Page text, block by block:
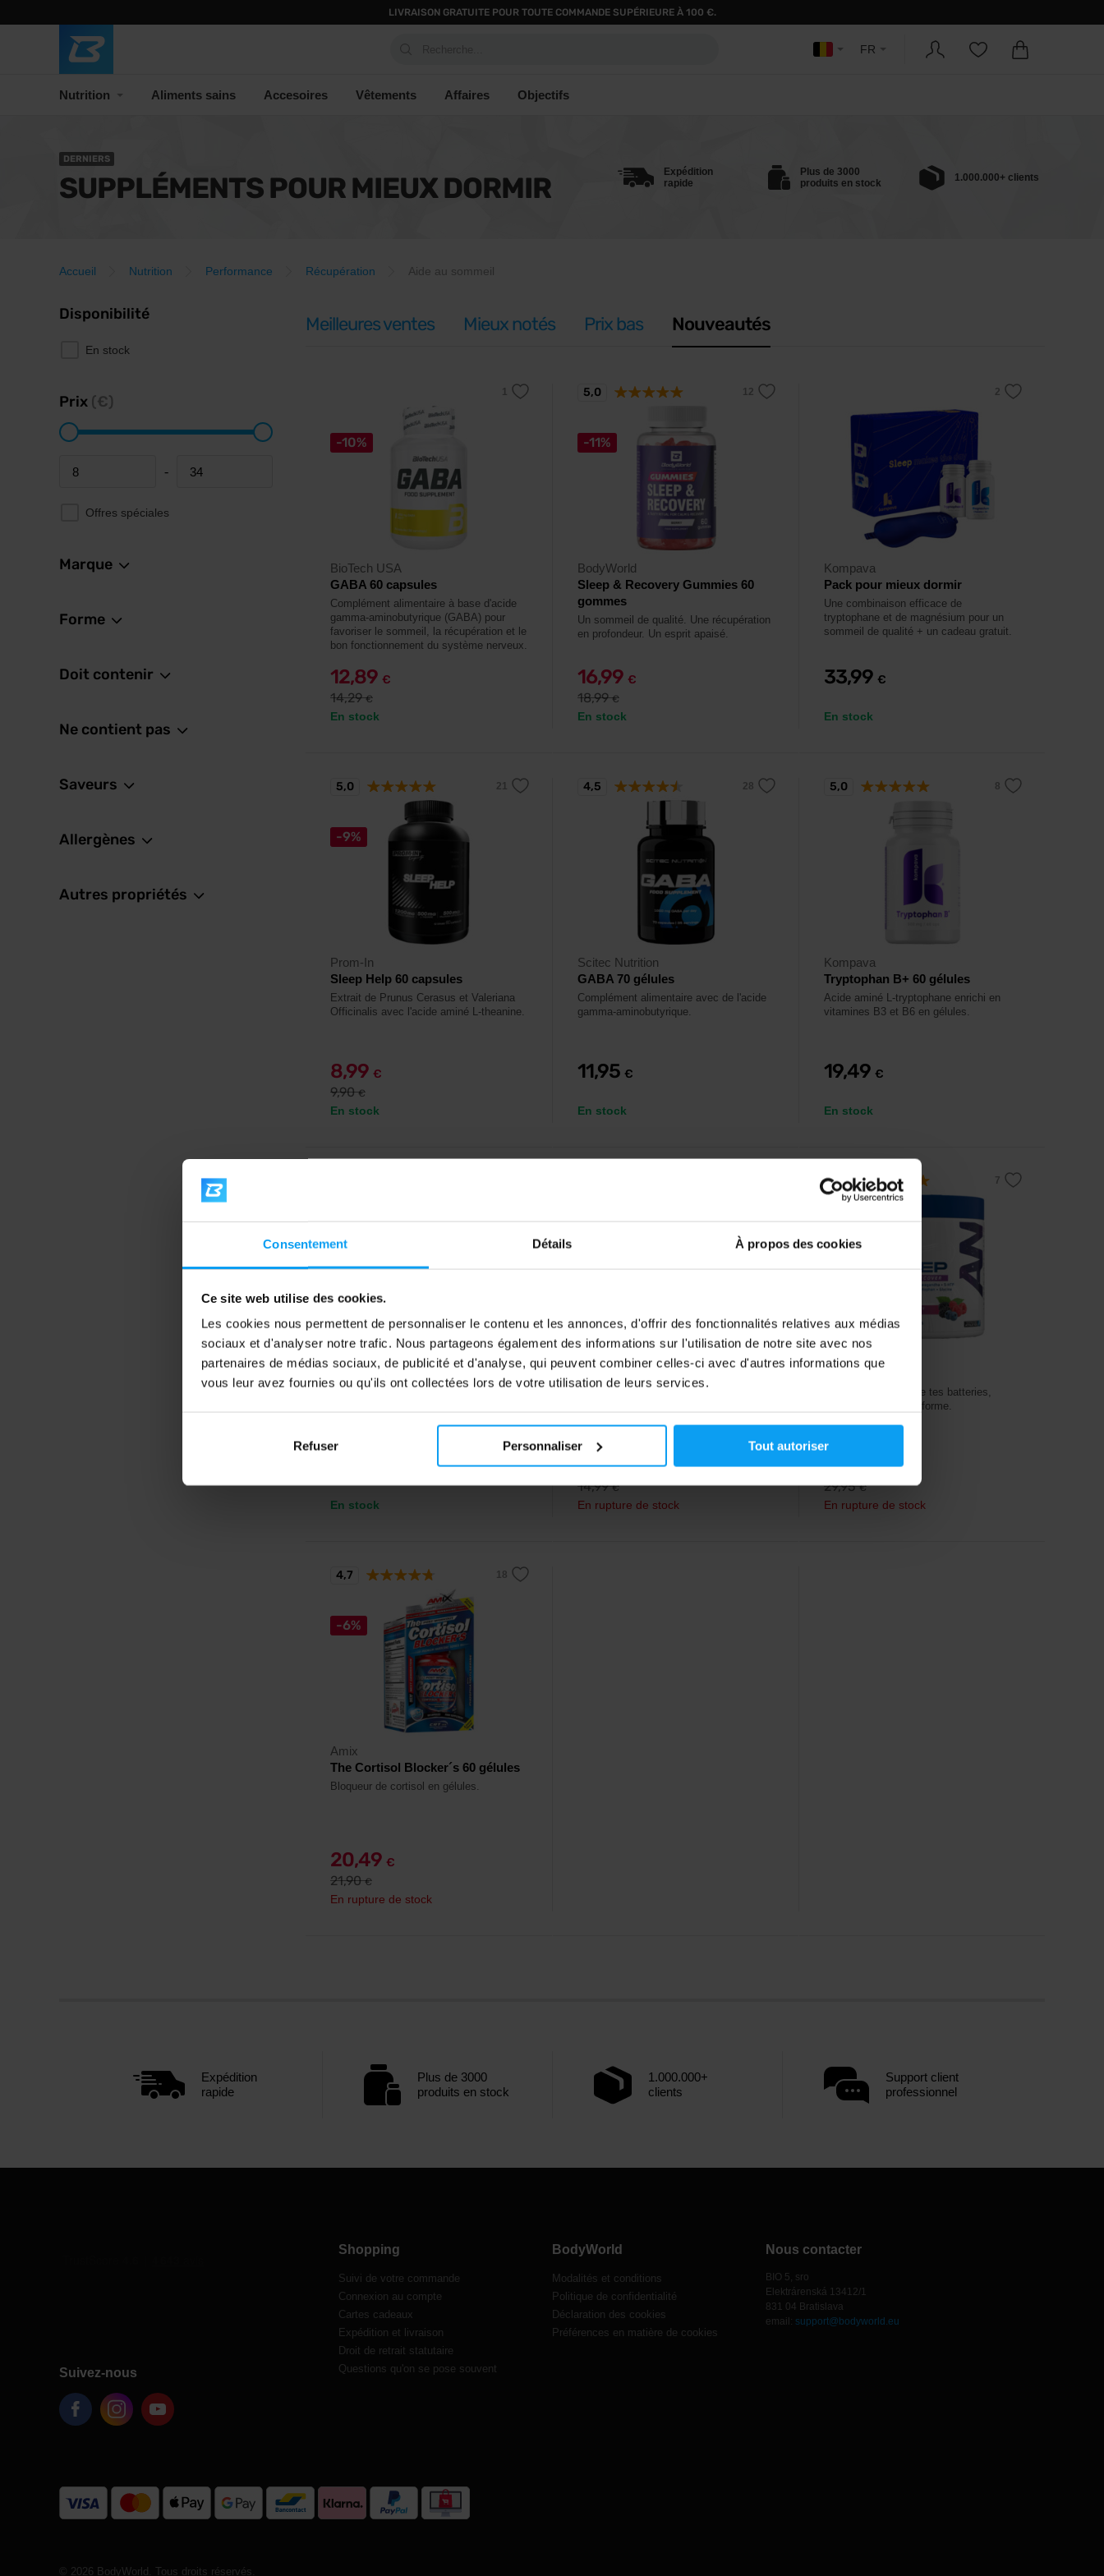
Consentement Détails À propos des cookies
Ce site web utilise des cookies.
Les cookies nous permettent de personnaliser le contenu et les annonces, d'offrir des fonctionnalités relatives aux médias
sociaux et d'analyser notre trafic. Nous partageons également des informations sur l'utilisation de notre site avec nos
partenaires de médias sociaux, de publicité et d'analyse, qui peuvent combiner celles-ci avec d'autres informations que
vous leur avez fournies ou qu'ils ont collectées lors de votre utilisation de leurs services.
Refuser Personnaliser Tout autoriser
LIVRAISON GRATUITE POUR TOUTE COMMANDE SUPÉRIEURE À 100 €.
FR
Nutrition Aliments sains Accesoires Vêtements Affaires Objectifs
DERNIERS
SUPPLÉMENTS POUR MIEUX DORMIR
Expédition
rapide
Plus de 3000
produits en stock
1.000.000+ clients
Accueil Nutrition Performance Récupération Aide au sommeil
Disponibilité
En stock
Prix (€)
Minimum price -
Maximum price
Offres spéciales
Marque
Forme
Doit contenir
Ne contient pas
Saveurs
Allergènes
Autres propriétés
Meilleures ventes Mieux notés Prix bas Nouveautés
-10%
BioTech USA
GABA 60 capsules
Complément alimentaire à base d'acide
gamma-aminobutyrique (GABA) pour
favoriser le sommeil, la récupération et le
bon fonctionnement du système nerveux.
12,89 €
14,29€
En stock
-11%
BodyWorld
Sleep & Recovery Gummies 60
gommes
Un sommeil de qualité. Une récupération
en profondeur. Un esprit apaisé.
16,99 €
18,99€
En stock
5,0
Kompava
Pack pour mieux dormir
Une combinaison efficace de
tryptophane et de magnésium pour un
sommeil de qualité + un cadeau gratuit.
33,99 €
En stock
-9%
Prom-In
Sleep Help 60 capsules
Extrait de Prunus Cerasus et Valeriana
Officinalis avec l'acide aminé L-theanine.
8,99 €
9,90€
En stock
5,0
Scitec Nutrition
GABA 70 gélules
Complément alimentaire avec de l'acide
gamma-aminobutyrique.
11,95 €
En stock
4,5
Kompava
Tryptophan B+ 60 gélules
Acide aminé L-tryptophane enrichi en
vitamines B3 et B6 en gélules.
19,49 €
En stock
5,0
Scitec Nutrition
Tryptophan 60 capsules
Acide aminé L-tryptophane sous forme
En stock
Extrifit
13,49€
14,99€
En rupture de stock
Applied Nutrition
Sleep 300 g
Détends-toi, recharge tes batteries,
réveille-toi en pleine forme.
23,99€
29,95€
En rupture de stock
5,0
-6%
Amix
The Cortisol Blocker´s 60 gélules
Bloqueur de cortisol en gélules.
20,49 €
21,90€
En rupture de stock
4,7
Expédition
rapide
Plus de 3000
produits en stock
1.000.000+
clients
Support client
professionnel
Suivez-nous
Shopping
Suivi de votre commande
Connexion au compte
Cartes cadeaux
Expédition et livraison
Droit de retrait statutaire
Questions qu'on se pose souvent
BodyWorld
Modalités et conditions
Politique de confidentialité
Déclaration des cookies
Préférences en matière de cookies
Nous contacter
BIO 5, sro
Elektrárenská 13412/1
831 04 Bratislava
email: support@bodyworld.eu
© 2026 BodyWorld. Tous droits réservés.